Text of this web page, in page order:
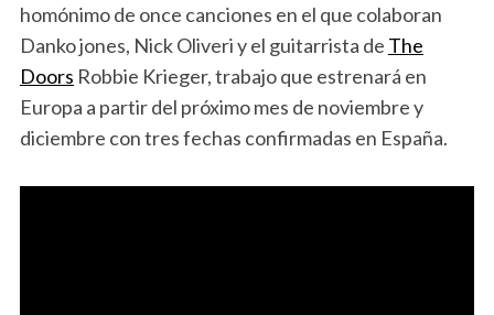
homónimo de once canciones en el que colaboran
Danko jones, Nick Oliveri y el guitarrista de The
Doors Robbie Krieger, trabajo que estrenará en
Europa a partir del próximo mes de noviembre y
diciembre con tres fechas confirmadas en España.